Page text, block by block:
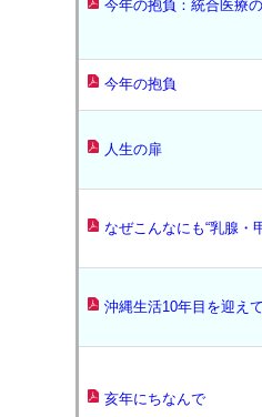
今年の抱負：統合医療
今年の抱負
人生の扉
なぜこんなにも“乳腺・
沖縄生活10年目を迎え
亥年にちなんで